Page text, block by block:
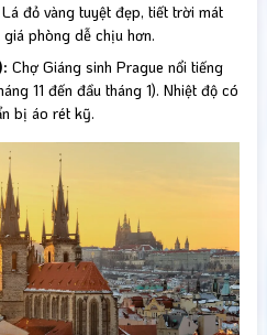
Lá đỏ vàng tuyệt đẹp, tiết trời mát
phòng dễ chịu hơn.
Chợ Giáng sinh Prague nổi tiếng
11 đến đầu tháng 1). Nhiệt độ có
bị áo rét kỹ.